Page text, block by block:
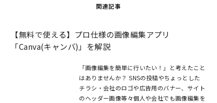
関連記事
【無料で使える】プロ仕様の画像編集アプリ
「Canva(キャンバ)」を解説
「画像編集を簡単に行いたい！」と考えたこと
はありませんか？ SNSの投稿やちょっとした
チラシ・会社のロゴや広告用のバナー、サイト
のヘッダー画像等々個人や会社でも画像編集を